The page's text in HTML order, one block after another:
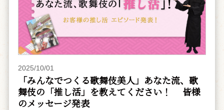
2025/10/01
「みんなでつくる歌舞伎美人」あなた流、歌
舞伎の「推し活」を教えてください！ 皆様
のメッセージ発表